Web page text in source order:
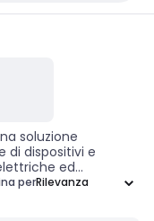
soluzione
di dispositivi e
ed
pulsanti, offrono
per